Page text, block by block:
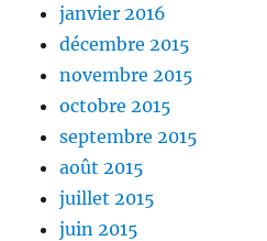
janvier 2016
décembre 2015
novembre 2015
octobre 2015
septembre 2015
août 2015
juillet 2015
juin 2015